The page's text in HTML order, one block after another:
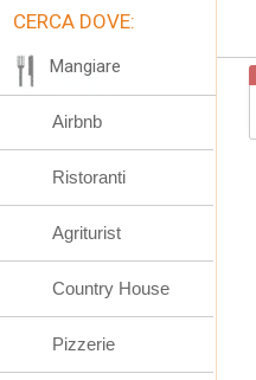
CERCA DOVE:
Mangiare
Airbnb
Ristoranti
Agriturist
Country House
Pizzerie